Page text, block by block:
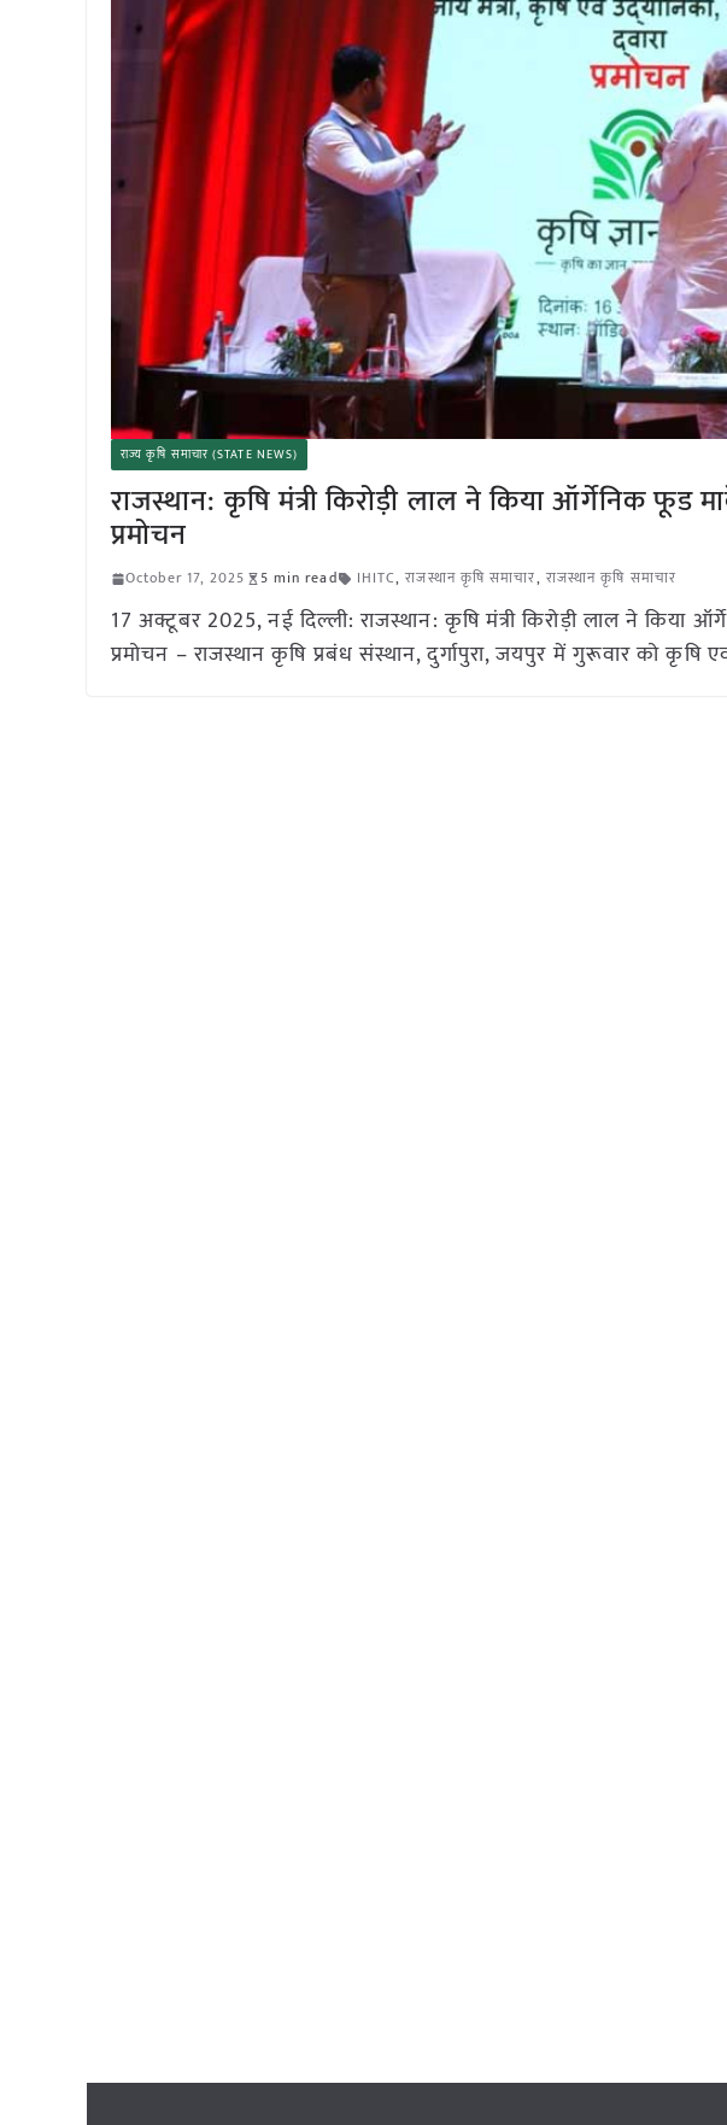
राज्य कृषि समाचार (STATE NEWS)
राजस्थान: कृषि मंत्री किरोड़ी लाल ने किया ऑर्गेनिक फूड
प्रमोचन
October 17, 2025 5 min read IHITC,राजस्थान कृषि समाचार, राजस्थान कृषि समाचार
17 अक्टूबर 2025, नई दिल्ली: राजस्थान: कृषि मंत्री किरोड़ी लाल ने किया
प्रमोचन – राजस्थान कृषि प्रबंध संस्थान, दुर्गापुरा, जयपुर में गुरूवार को कृषि एवं